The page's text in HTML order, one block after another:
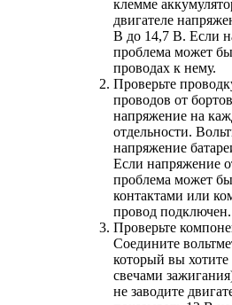
клемме
двигателе
В до 14,7 В. Если
проблема может
проводах к нему.
Проверьте
проводов от
напряжение на
отдельности.
напряжение
Если напряжение
проблема может
контактами или
провод подключен.
Проверьте
Соедините
который вы
свечами
не заводите